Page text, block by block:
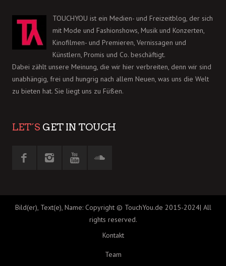
TOUCHYOU ist ein Medien- und Freizeitblog, der sich
mit Mode und Fashionshows, Musik und Konzerten,
Kinofilmen- und Premieren, Vernissagen und
Künstlern, Promis und Co. beschäftigt.
Dabei zählt unsere Meinung, die wir hier verbreiten, denn wir sind
unabhängig, frei und hungrig nach allem Neuen, was uns die Welt
zu bieten hat. Sie liegt uns zu Füßen.
LET´S GET IN TOUCH
Bild(er), Text(e), Name: Copyright © TouchYou.de 2015-2024| All
rights reserved.
Kontakt
Team